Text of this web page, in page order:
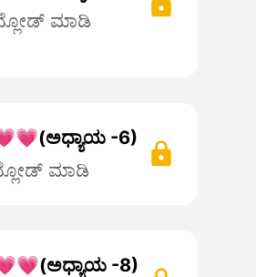
ಮಾಡಿ
-6)
ಮಾಡಿ
-8)